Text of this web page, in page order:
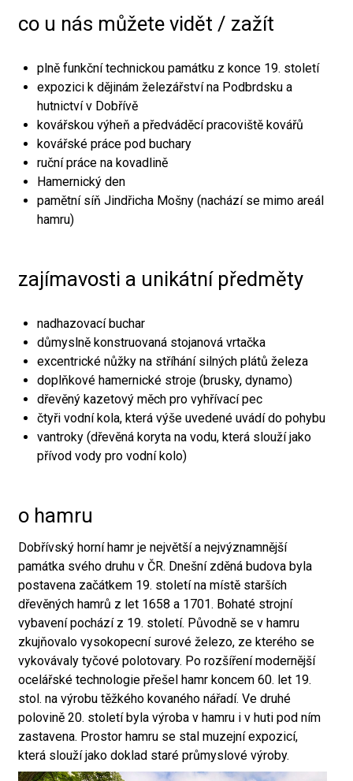
co u nás můžete vidět / zažít
plně funkční technickou památku z konce 19. století
expozici k dějinám železářství na Podbrdsku a
hutnictví v Dobřívě
kovářskou výheň a předváděcí pracoviště kovářů
kovářské práce pod buchary
ruční práce na kovadlině
Hamernický den
pamětní síň Jindřicha Mošny (nachází se mimo areál
hamru)
zajímavosti a unikátní předměty
nadhazovací buchar
důmyslně konstruovaná stojanová vrtačka
excentrické nůžky na stříhání silných plátů železa
doplňkové hamernické stroje (brusky, dynamo)
dřevěný kazetový měch pro vyhřívací pec
čtyři vodní kola, která výše uvedené uvádí do pohybu
vantroky (dřevěná koryta na vodu, která slouží jako
přívod vody pro vodní kolo)
o hamru
Dobřívský horní hamr je největší a nejvýznamnější
památka svého druhu v ČR. Dnešní zděná budova byla
postavena začátkem 19. století na místě starších
dřevěných hamrů z let 1658 a 1701. Bohaté strojní
vybavení pochází z 19. století. Původně se v hamru
zkujňovalo vysokopecní surové železo, ze kterého se
vykovávaly tyčové polotovary. Po rozšíření modernější
ocelářské technologie přešel hamr koncem 60. let 19.
stol. na výrobu těžkého kovaného nářadí. Ve druhé
polovině 20. století byla výroba v hamru i v huti pod ním
zastavena. Prostor hamru se stal muzejní expozicí,
která slouží jako doklad staré průmyslové výroby.